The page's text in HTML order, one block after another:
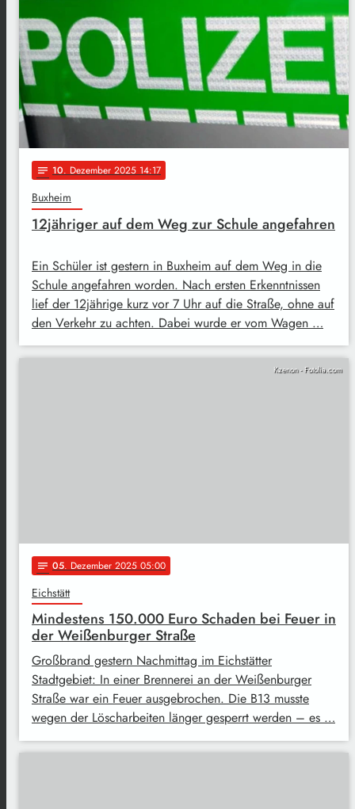
notes 10. Dezember 2025 14:17
Buxheim
12jähriger auf dem Weg zur Schule angefahren
Ein Schüler ist gestern in Buxheim auf dem Weg in die
Schule angefahren worden. Nach ersten Erkenntnissen
lief der 12jährige kurz vor 7 Uhr auf die Straße, ohne auf
den Verkehr zu achten. Dabei wurde er vom Wagen …
Kzenon - Fotolia.com
notes 05. Dezember 2025 05:00
Eichstätt
Mindestens 150.000 Euro Schaden bei Feuer in
der Weißenburger Straße
Großbrand gestern Nachmittag im Eichstätter
Stadtgebiet: In einer Brennerei an der Weißenburger
Straße war ein Feuer ausgebrochen. Die B13 musste
wegen der Löscharbeiten länger gesperrt werden – es …